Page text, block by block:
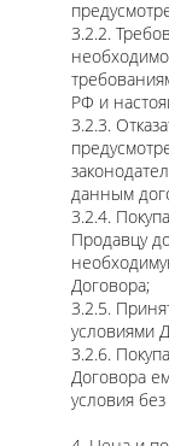
3.2.2.
РФ и
3.2.3.
данным
3.2.4.
Продавцу
Договора;
3.2.5.
условиями
3.2.6.
Договора
условия